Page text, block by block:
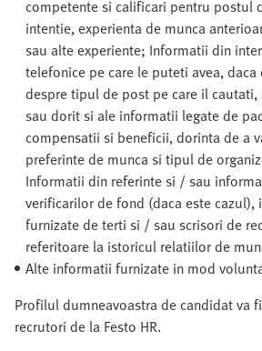
competente si calificari pentru postul
intentie, experienta de munca
sau alte experiente; Informatii din
telefonice pe care le puteti avea,
despre tipul de post pe care il
sau dorit si ale informatii legate de
compensatii si beneficii, dorinta de a
preferinte de munca si tipul de
Informatii din referinte si / sau
verificarilor de fond (daca este
furnizate de terti si / sau scrisori de
referitoare la istoricul relatiilor de
Alte informatii furnizate in mod
Profilul dumneavoastra de candidat va
recrutori de la Festo HR.